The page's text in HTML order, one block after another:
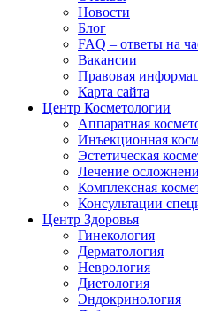
Новости
Блог
FAQ – ответы на
Вакансии
Правовая
Карта сайта
Центр Косметологии
Аппаратная
Инъекционная
Эстетическая
Лечение
Комплексная
Консультации
Центр Здоровья
Гинекология
Дерматология
Неврология
Диетология
Эндокринология